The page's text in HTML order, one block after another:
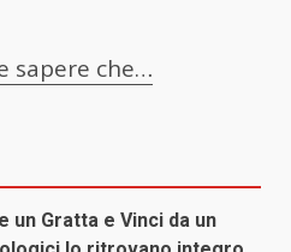
sapere che…
Gratta e Vinci da un